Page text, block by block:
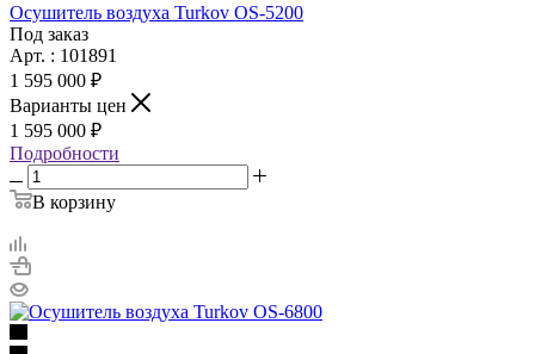
Осушитель воздуха Turkov OS-5200
Под заказ
Арт. : 101891
1 595 000 ₽
Варианты цен
1 595 000 ₽
Подробности
В корзину